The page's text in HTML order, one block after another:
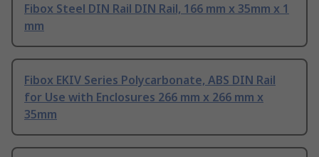
Fibox Steel DIN Rail DIN Rail, 166 mm x 35mm x 1
mm
Fibox EKIV Series Polycarbonate, ABS DIN Rail
for Use with Enclosures 266 mm x 266 mm x
35mm